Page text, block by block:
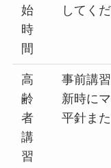
始
時
間
してく
高
齢
者
講
習
事前講
新時に
平針ま